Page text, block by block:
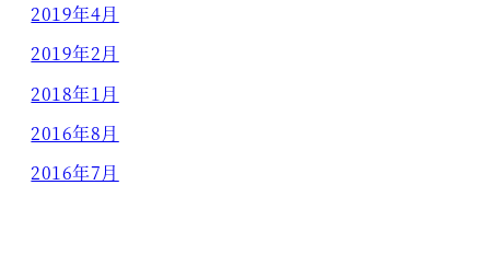
2019年4月
2019年2月
2018年1月
2016年8月
2016年7月